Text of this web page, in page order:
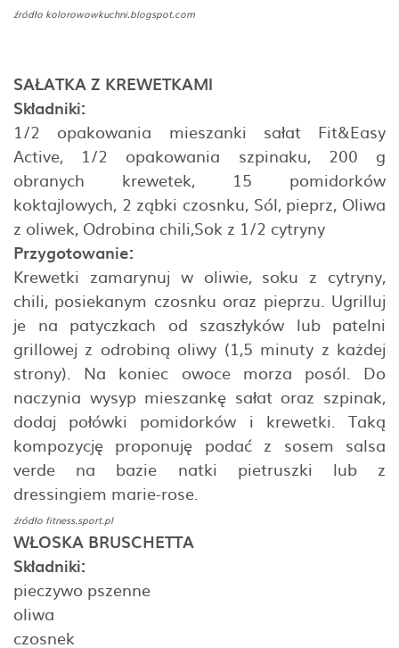
źródło kolorowowkuchni.blogspot.com
SAŁATKA Z KREWETKAMI
Składniki:
1/2 opakowania mieszanki sałat Fit&Easy
Active, 1/2 opakowania szpinaku, 200 g
obranych krewetek, 15 pomidorków
koktajlowych, 2 ząbki czosnku, Sól, pieprz, Oliwa
z oliwek, Odrobina chili,Sok z 1/2 cytryny
Przygotowanie:
Krewetki zamarynuj w oliwie, soku z cytryny,
chili, posiekanym czosnku oraz pieprzu. Ugrilluj
je na patyczkach od szaszłyków lub patelni
grillowej z odrobiną oliwy (1,5 minuty z każdej
strony). Na koniec owoce morza posól. Do
naczynia wysyp mieszankę sałat oraz szpinak,
dodaj połówki pomidorków i krewetki. Taką
kompozycję proponuję podać z sosem salsa
verde na bazie natki pietruszki lub z
dressingiem marie-rose.
źródło fitness.sport.pl
WŁOSKA BRUSCHETTA
Składniki:
pieczywo pszenne
oliwa
czosnek